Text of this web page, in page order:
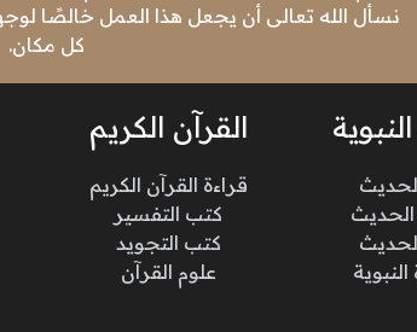
نسأل الله تعالى أن يجعل هذا العمل خالصًا
كل مكان.
القرآن الكريم
قراءة القرآن الكريم
كتب التفسير
كتب التجويد
علوم القرآن